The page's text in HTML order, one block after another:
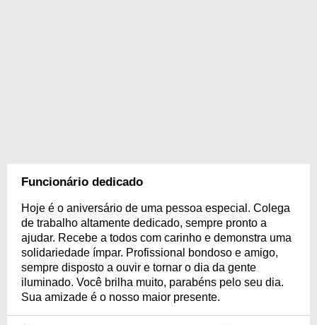
Funcionário dedicado
Hoje é o aniversário de uma pessoa especial. Colega
de trabalho altamente dedicado, sempre pronto a
ajudar. Recebe a todos com carinho e demonstra uma
solidariedade ímpar. Profissional bondoso e amigo,
sempre disposto a ouvir e tornar o dia da gente
iluminado. Você brilha muito, parabéns pelo seu dia.
Sua amizade é o nosso maior presente.